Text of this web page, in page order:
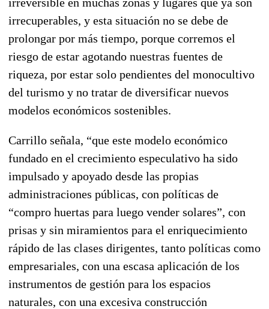
irrecuperables, y esta situación no se debe de
prolongar por más tiempo, porque corremos el
riesgo de estar agotando nuestras fuentes de
riqueza, por estar solo pendientes del monocultivo
del turismo y no tratar de diversificar nuevos
modelos económicos sostenibles.
Carrillo señala, “que este modelo económico
fundado en el crecimiento especulativo ha sido
impulsado y apoyado desde las propias
administraciones públicas, con políticas de
“compro huertas para luego vender solares”, con
prisas y sin miramientos para el enriquecimiento
rápido de las clases dirigentes, tanto políticas como
empresariales, con una escasa aplicación de los
instrumentos de gestión para los espacios
naturales, con una excesiva construcción